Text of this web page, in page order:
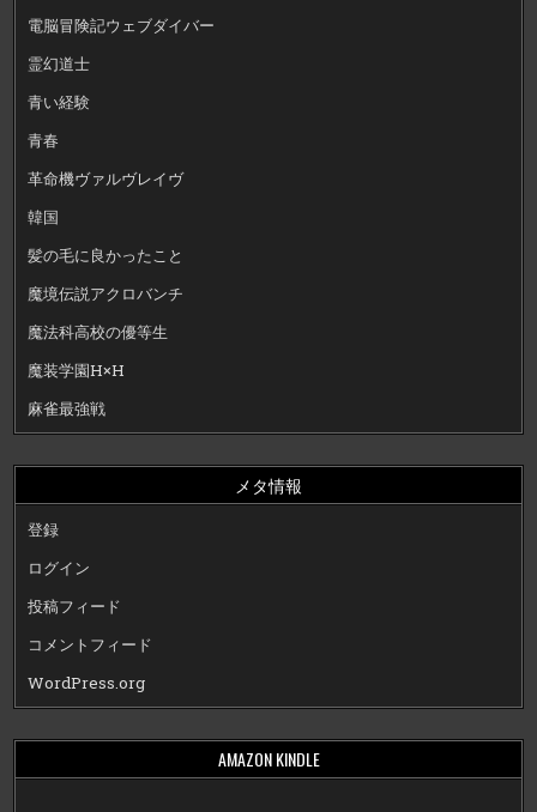
電脳冒険記ウェブダイバー
霊幻道士
青い経験
青春
革命機ヴァルヴレイヴ
韓国
髪の毛に良かったこと
魔境伝説アクロバンチ
魔法科高校の優等生
魔装学園H×H
麻雀最強戦
メタ情報
登録
ログイン
投稿フィード
コメントフィード
WordPress.org
AMAZON KINDLE